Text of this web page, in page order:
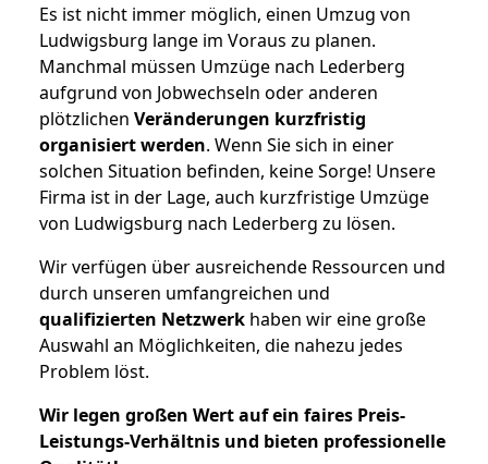
Es ist nicht immer möglich, einen Umzug von
Ludwigsburg lange im Voraus zu planen.
Manchmal müssen Umzüge nach Lederberg
aufgrund von Jobwechseln oder anderen
plötzlichen Veränderungen kurzfristig
organisiert werden. Wenn Sie sich in einer
solchen Situation befinden, keine Sorge! Unsere
Firma ist in der Lage, auch kurzfristige Umzüge
von Ludwigsburg nach Lederberg zu lösen.
Wir verfügen über ausreichende Ressourcen und
durch unseren umfangreichen und
qualifizierten Netzwerk haben wir eine große
Auswahl an Möglichkeiten, die nahezu jedes
Problem löst.
Wir legen großen Wert auf ein faires Preis-
Leistungs-Verhältnis und bieten professionelle